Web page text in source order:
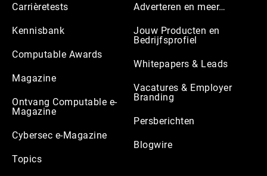
Carrièretests
Kennisbank
Computable Awards
Magazine
Ontvang Computable e-
Magazine
Cybersec e-Magazine
Topics
Adverteren en meer…
Jouw Producten en
Bedrijfsprofiel
Whitepapers & Leads
Vacatures & Employer
Branding
Persberichten
Blogwire